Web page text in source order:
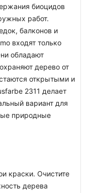
биоцидов
работ.
балконов и
входят только
обладают
дерево от
открытыми и
2311 делает
вариант для
природные
краски. Очистите
дерева